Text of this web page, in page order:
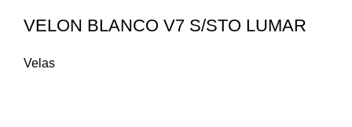
VELON BLANCO V7 S/STO LUMAR
Velas